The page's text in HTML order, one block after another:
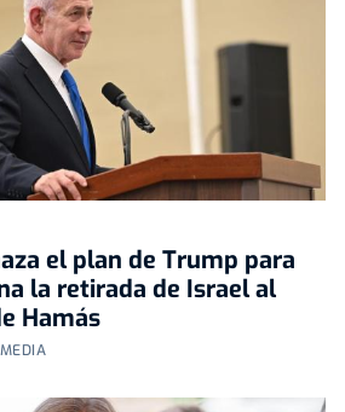
el plan de Trump para
la retirada de Israel al
Hamás